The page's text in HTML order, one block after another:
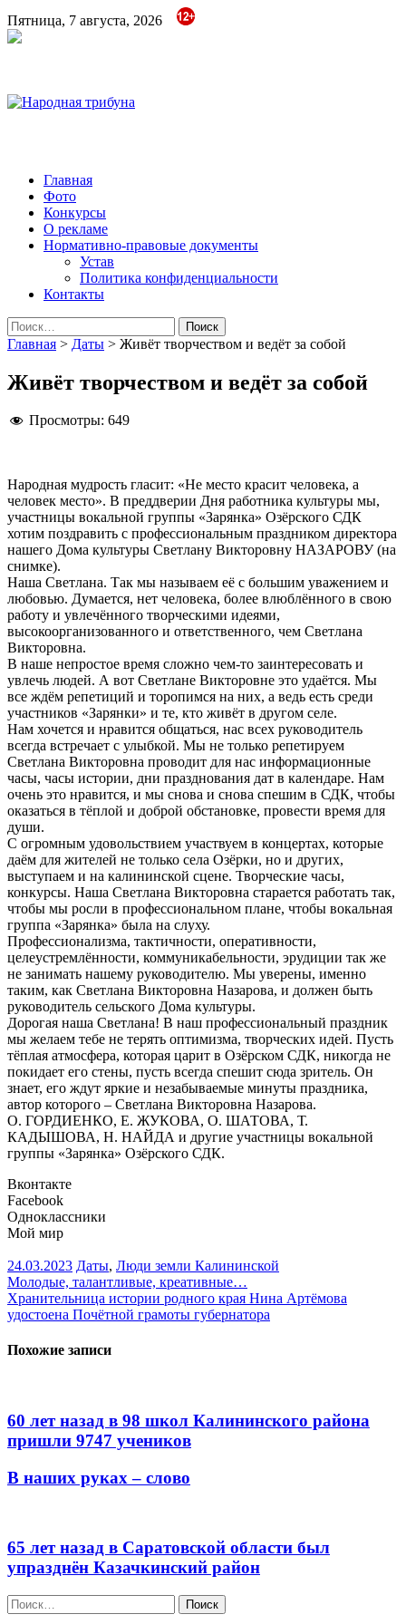
Пятница, 7 августа, 2026
Народная трибуна
Калининская районная газета
Главная
Фото
Конкурсы
О рекламе
Нормативно-правовые документы
Устав
Политика конфиденциальности
Контакты
Найти:
Главная > Даты > Живёт творчеством и ведёт за собой
Живёт творчеством и ведёт за собой
Просмотры: 649
Народная мудрость гласит: «Не место красит человека, а
человек место». В преддверии Дня работника культуры мы,
участницы вокальной группы «Зарянка» Озёрского СДК
хотим поздравить с профессиональным праздником директора
нашего Дома культуры Светлану Викторовну НАЗАРОВУ (на
снимке).
Наша Светлана. Так мы называем её с большим уважением и
любовью. Думается, нет человека, более влюблённого в свою
работу и увлечённого творческими идеями,
высокоорганизованного и ответственного, чем Светлана
Викторовна.
В наше непростое время сложно чем-то заинтересовать и
увлечь людей. А вот Светлане Викторовне это удаётся. Мы
все ждём репетиций и торопимся на них, а ведь есть среди
участников «Зарянки» и те, кто живёт в другом селе.
Нам хочется и нравится общаться, нас всех руководитель
всегда встречает с улыбкой. Мы не только репетируем
Светлана Викторовна проводит для нас информационные
часы, часы истории, дни празднования дат в календаре. Нам
очень это нравится, и мы снова и снова спешим в СДК, чтобы
оказаться в тёплой и доброй обстановке, провести время для
души.
С огромным удовольствием участвуем в концертах, которые
даём для жителей не только села Озёрки, но и других,
выступаем и на калининской сцене. Творческие часы,
конкурсы. Наша Светлана Викторовна старается работать так,
чтобы мы росли в профессиональном плане, чтобы вокальная
группа «Зарянка» была на слуху.
Профессионализма, тактичности, оперативности,
целеустремлённости, коммуникабельности, эрудиции так же
не занимать нашему руководителю. Мы уверены, именно
таким, как Светлана Викторовна Назарова, и должен быть
руководитель сельского Дома культуры.
Дорогая наша Светлана! В наш профессиональный праздник
мы желаем тебе не терять оптимизма, творческих идей. Пусть
тёплая атмосфера, которая царит в Озёрском СДК, никогда не
покидает его стены, пусть всегда спешит сюда зритель. Он
знает, его ждут яркие и незабываемые минуты праздника,
автор которого – Светлана Викторовна Назарова.
О. ГОРДИЕНКО, Е. ЖУКОВА, О. ШАТОВА, Т.
КАДЫШОВА, Н. НАЙДА и другие участницы вокальной
группы «Зарянка» Озёрского СДК.
Вконтакте
Facebook
Одноклассники
Мой мир
24.03.2023 Даты, Люди земли Калининской
Навигация
по
Молодые, талантливые, креативные…
Хранительница истории родного края Нина Артёмова
удостоена Почётной грамоты губернатора
Похожие записи
60 лет назад в 98 школ Калининского района
пришли 9747 учеников
В наших руках – слово
65 лет назад в Саратовской области был
упразднён Казачкинский район
Найти: